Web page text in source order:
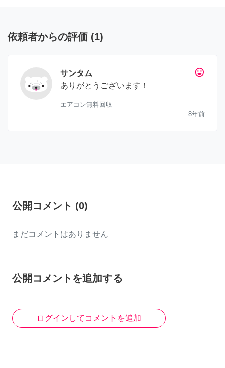
依頼者からの評価 (1)
tag_faces
サンタム
ありがとうございます！
エアコン無料回収
8年前
公開コメント (0)
まだコメントはありません
公開コメントを追加する
ログインしてコメントを追加